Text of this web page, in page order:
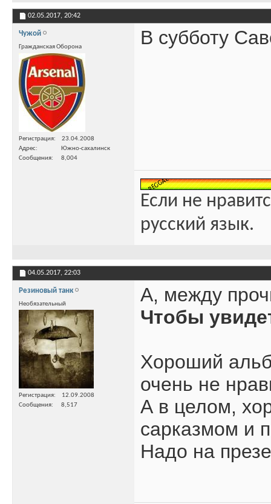
02.05.2017, 20:42
Чужой
Гражданская Оборона
Регистрация
23.04.2008
Адрес
Южно-сахалинск
Сообщения
8,004
В субботу
Если не
русский язык.
04.05.2017, 22:03
Резиновый танк
Необязательный
Регистрация
12.09.2008
Сообщения
8,517
А, между
Чтобы
Хороший
очень не
А в целом,
сарказмом и
Надо на